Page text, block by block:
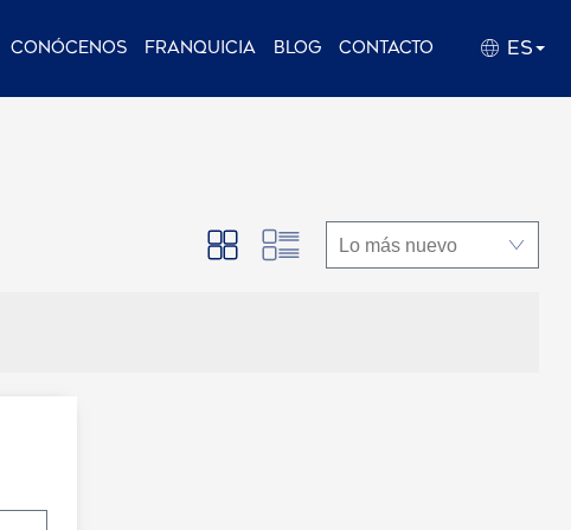
Conócenos Franquicia Blog Contacto ES